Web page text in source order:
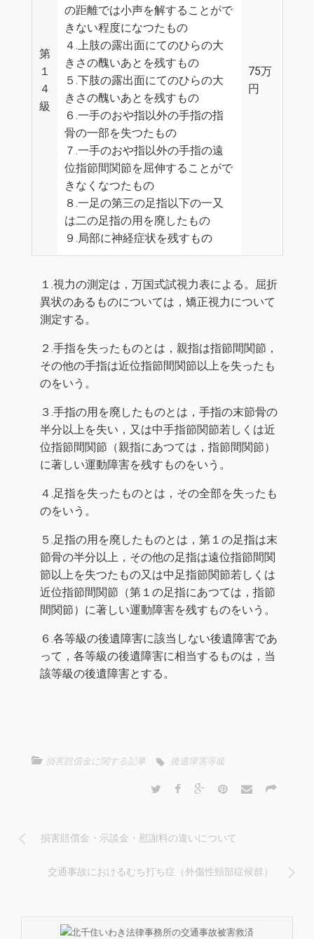
第
１
４
級
の距離では小声を解することがで
きない程度になつたもの
４.上肢の露出面にてのひらの大
きさの醜いあとを残すもの
５.下肢の露出面にてのひらの大
きさの醜いあとを残すもの
６.一手のおや指以外の手指の指
骨の一部を失つたもの
７.一手のおや指以外の手指の遠
位指節間関節を屈伸することがで
きなくなつたもの
８.一足の第三の足指以下の一又
は二の足指の用を廃したもの
９.局部に神経症状を残すもの
75万
円
１.視力の測定は，万国式試視力表による。屈折
異状のあるものについては，矯正視力について
測定する。
２.手指を失ったものとは，親指は指節間関節，
その他の手指は近位指節間関節以上を失ったも
のをいう。
３.手指の用を廃したものとは，手指の末節骨の
半分以上を失い，又は中手指節関節若しくは近
位指節間関節（親指にあつては，指節間関節）
に著しい運動障害を残すものをいう。
４.足指を失ったものとは，その全部を失ったも
のをいう。
５.足指の用を廃したものとは，第１の足指は末
節骨の半分以上，その他の足指は遠位指節間関
節以上を失つたもの又は中足指節関節若しくは
近位指節間関節（第１の足指にあつては，指節
間関節）に著しい運動障害を残すものをいう。
６.各等級の後遺障害に該当しない後遺障害であ
って，各等級の後遺障害に相当するものは，当
該等級の後遺障害とする。
損害賠償金に関する記事 後遺障害等級
損害賠償金・示談金・慰謝料の違いについて
交通事故におけるむち打ち症（外傷性頸部症候群）